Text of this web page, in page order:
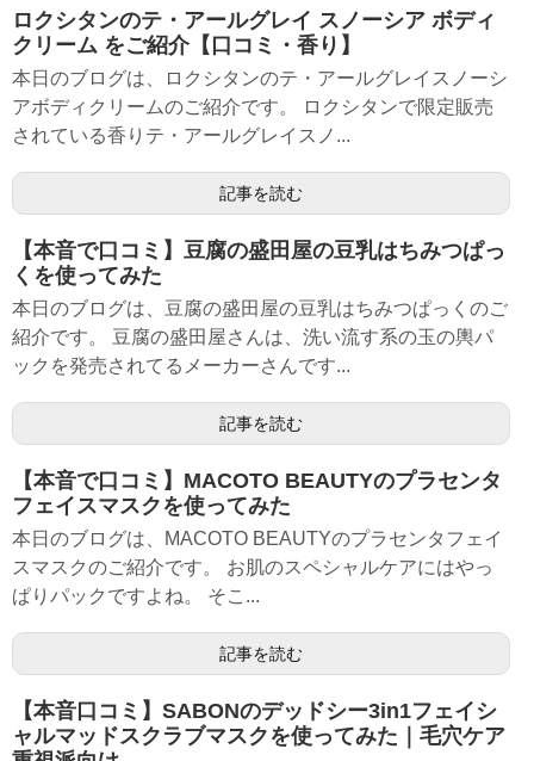
ロクシタンのテ・アールグレイ スノーシア ボディ
クリーム をご紹介【口コミ・香り】
本日のブログは、ロクシタンのテ・アールグレイスノーシ
アボディクリームのご紹介です。 ロクシタンで限定販売
されている香りテ・アールグレイスノ...
記事を読む
【本音で口コミ】豆腐の盛田屋の豆乳はちみつぱっ
くを使ってみた
本日のブログは、豆腐の盛田屋の豆乳はちみつぱっくのご
紹介です。 豆腐の盛田屋さんは、洗い流す系の玉の輿パ
ックを発売されてるメーカーさんです...
記事を読む
【本音で口コミ】MACOTO BEAUTYのプラセンタ
フェイスマスクを使ってみた
本日のブログは、MACOTO BEAUTYのプラセンタフェイ
スマスクのご紹介です。 お肌のスペシャルケアにはやっ
ぱりパックですよね。 そこ...
記事を読む
【本音口コミ】SABONのデッドシー3in1フェイシ
ャルマッドスクラブマスクを使ってみた｜毛穴ケア